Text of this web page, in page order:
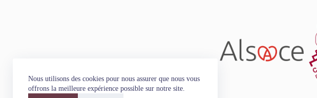
Nous utilisons des cookies pour nous assurer que nous vous
offrons la meilleure expérience possible sur notre site.